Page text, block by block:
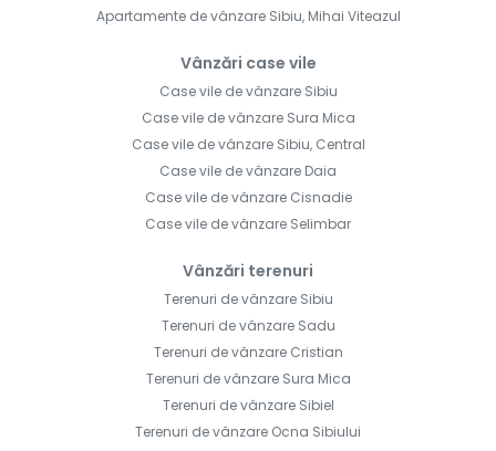
Apartamente de vânzare Sibiu, Mihai Viteazul
Vânzări case vile
Case vile de vânzare Sibiu
Case vile de vânzare Sura Mica
Case vile de vânzare Sibiu, Central
Case vile de vânzare Daia
Case vile de vânzare Cisnadie
Case vile de vânzare Selimbar
Vânzări terenuri
Terenuri de vânzare Sibiu
Terenuri de vânzare Sadu
Terenuri de vânzare Cristian
Terenuri de vânzare Sura Mica
Terenuri de vânzare Sibiel
Terenuri de vânzare Ocna Sibiului